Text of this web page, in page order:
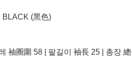
BLACK (黑色)
袖圈圍 58 | 팔길이 袖長 25 | 총장